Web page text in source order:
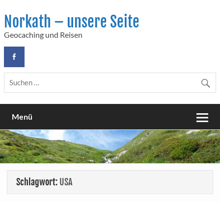
content
Norkath – unsere Seite
Geocaching und Reisen
Menü
Schlagwort: USA